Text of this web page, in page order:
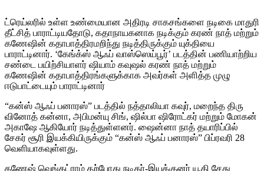
ட்ரெய்லரில் உள்ள உண்மையான அதிரடி சாகசங்களை நடிகை மாதுரி
தீட்சித் பாராட்டியதோடு, கதாநாயகனாக நடிக்கும் கரண் நாத் மற்றும்
கணேஷின் கதாபாத்திரமறிந்து நடித்திருக்கும் யுக்தியை
பாராட்டினார். ‘கேங்க்ஸ் ஆஃப் வாஸ்ஸெய்பூர்’ படத்தின் பணியாற்றிய
சண்டை பயிற்சியாளர் ஷியாம் கவுஷல் கரண் நாத் மற்றும்
கணேஷின் கதாபாத்திரங்களுக்காக அவர்கள் அளித்த முழு
ஈடுபாட்டையும் பாராட்டினார்
“கன்ஸ் ஆஃப் பனாரஸ்” படத்தில் நத்தாலியா கவுர், மறைந்த திரு
வினோத் கன்னா, அபிமன்யு சிங், ஷில்பா ஷிரோட்கர் மற்றும் மோகன்
அகாஷே ஆகியோர் நடித்துள்ளனர். ஷைன்னா நாத் தயாரிப்பில்
சேகர் சூரி இயக்கியிருக்கும் “கன்ஸ் ஆஃப் பனாரஸ்” பிப்ரவரி 28
வெளியாகவுள்ளது.
கணேஷ் வெங்கட்ராம் தற்போது நடிகர்-இயக்குனர் யூகி சேது